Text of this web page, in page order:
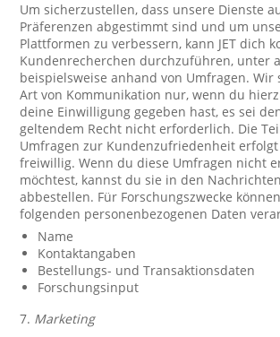
Um sicherzustellen, dass unsere Dienste
Präferenzen abgestimmt sind und um
Plattformen zu verbessern, kann JET dich
Kundenrecherchen durchzuführen, unter
beispielsweise anhand von Umfragen. Wir
Art von Kommunikation nur, wenn du
deine Einwilligung gegeben hast, es sei
geltendem Recht nicht erforderlich. Die
Umfragen zur Kundenzufriedenheit
freiwillig. Wenn du diese Umfragen nicht
möchtest, kannst du sie in den
abbestellen. Für Forschungszwecke
folgenden personenbezogenen Daten
Name
Kontaktangaben
Bestellungs- und Transaktionsdaten
Forschungsinput
7. Marketing